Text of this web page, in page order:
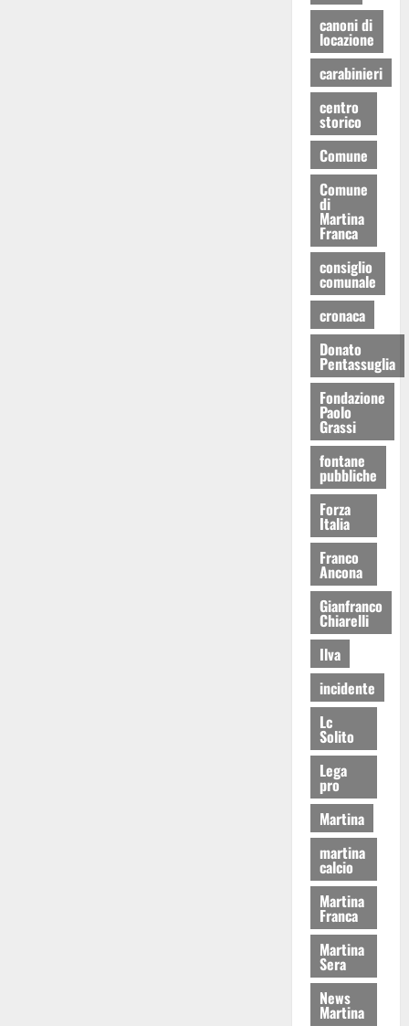
canoni di
locazione
carabinieri
centro
storico
Comune
Comune
di
Martina
Franca
consiglio
comunale
cronaca
Donato
Pentassuglia
Fondazione
Paolo
Grassi
fontane
pubbliche
Forza
Italia
Franco
Ancona
Gianfranco
Chiarelli
Ilva
incidente
Lc
Solito
Lega
pro
Martina
martina
calcio
Martina
Franca
Martina
Sera
News
Martina